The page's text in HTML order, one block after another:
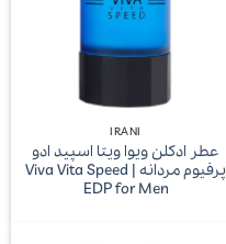
IRANI
عطر ادکلن ویوا ویتا اسپید ادو
پرفیوم مردانه | Viva Vita Speed
EDP for Men